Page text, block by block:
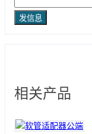
发信息
相关产品